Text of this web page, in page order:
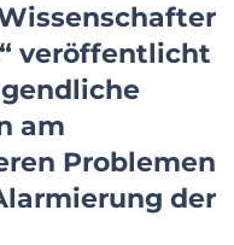
veröffentlicht
am
Problemen
der